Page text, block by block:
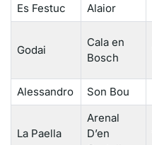
Es Festuc Alaior
Godai
Cala en
Bosch
Alessandro
Son Bou
La Paella
Arenal
D’en